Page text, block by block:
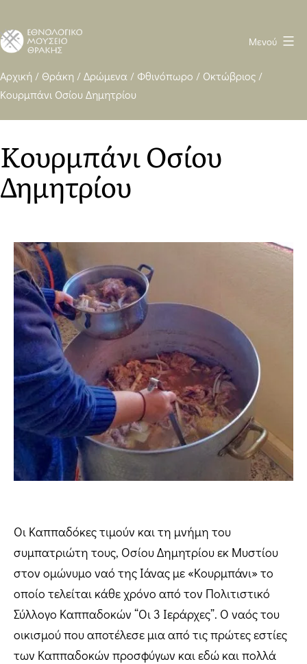
Ethnological
Museum
of
WP
heavy
Μενού
Αρχική / Θράκη /Δρώμενα / Φθινόπωρο / Οκτώβριος /
Κουρμπάνι Οσίου Δημητρίου
Κουρμπάνι Οσίου
Δημητρίου
Οι Καππαδόκες τιμούν και τη μνήμη του
συμπατριώτη τους, Οσίου Δημητρίου εκ Μυστίου
στον ομώνυμο ναό της Ιάνας με «Κουρμπάνι» το
οποίο τελείται κάθε χρόνο από τον Πολιτιστικό
Σύλλογο Καππαδοκών “Οι 3 Ιεράρχες”. Ο ναός του
οικισμού που αποτέλεσε μια από τις πρώτες εστίες
των Καππαδοκών προσφύγων και εδώ και πολλά